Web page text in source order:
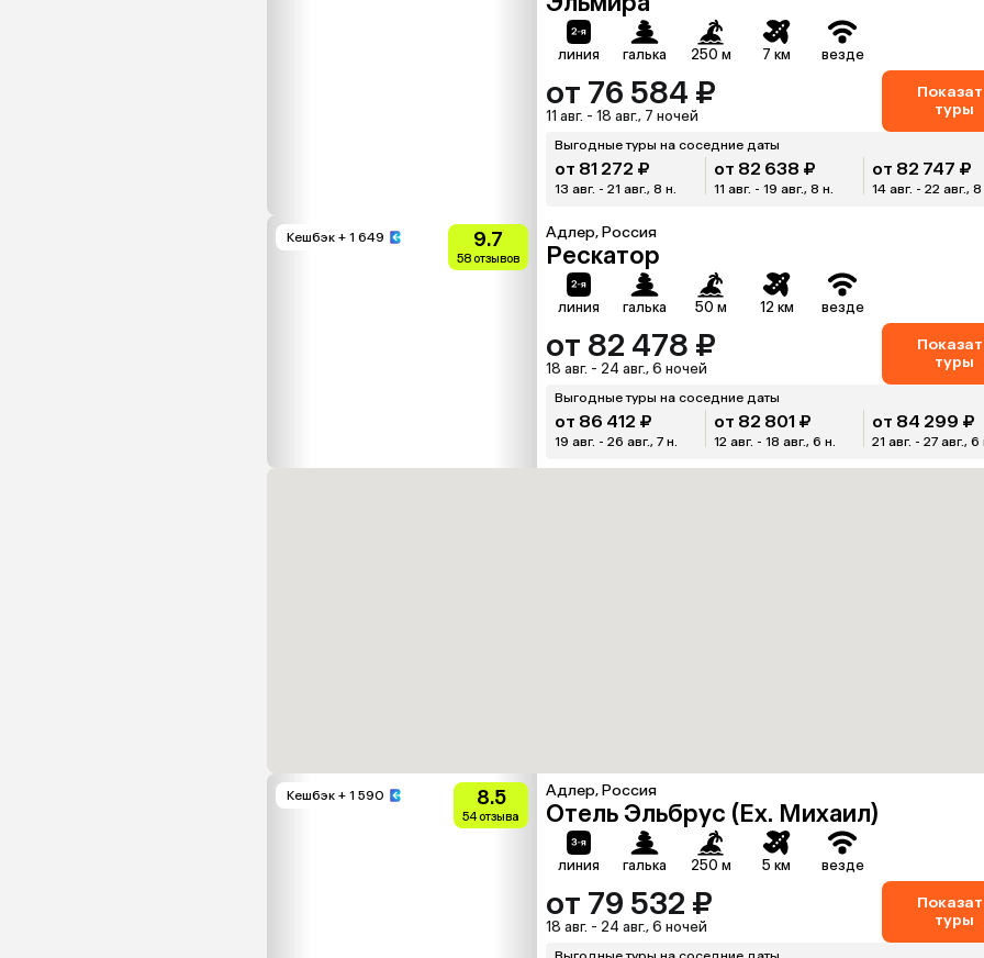
линия галька 250 м 7 км везде
от 76 584 ₽
11 авг. - 18 авг., 7 ночей
туры
Выгодные туры на соседние даты
от 81 272 ₽
13 авг. - 21 авг., 8 н.
от 82 638 ₽
11 авг. - 19 авг., 8 н.
от 82 747 ₽
14 авг. - 22 авг.,
Кешбэк + 1 649 9.7
58 отзывов
Адлер, Россия
Рескатор
линия галька 50 м 12 км везде
от 82 478 ₽
18 авг. - 24 авг., 6 ночей
туры
Выгодные туры на соседние даты
от 86 412 ₽
19 авг. - 26 авг., 7 н.
от 82 801 ₽
12 авг. - 18 авг., 6 н.
от 84 299 ₽
21 авг. - 27 авг., 6
Кешбэк + 1 590 8.5
54 отзыва
Адлер, Россия
Отель Эльбрус (Ex. Михаил)
линия галька 250 м 5 км везде
от 79 532 ₽
18 авг. - 24 авг., 6 ночей
туры